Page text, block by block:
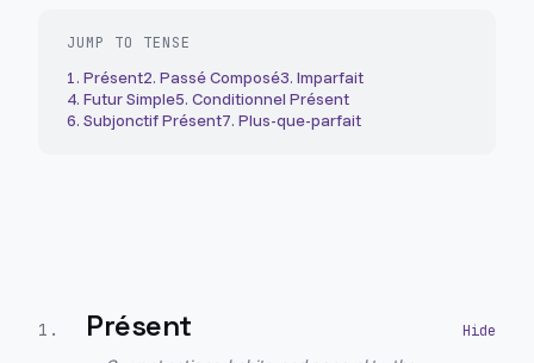
JUMP TO TENSE
1. Présent2. Passé Composé3. Imparfait
4. Futur Simple5. Conditionnel Présent
6. Subjonctif Présent7. Plus-que-parfait
1 . Présent